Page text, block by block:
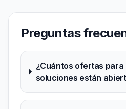
Preguntas
¿Cuántos ofertas
soluciones están